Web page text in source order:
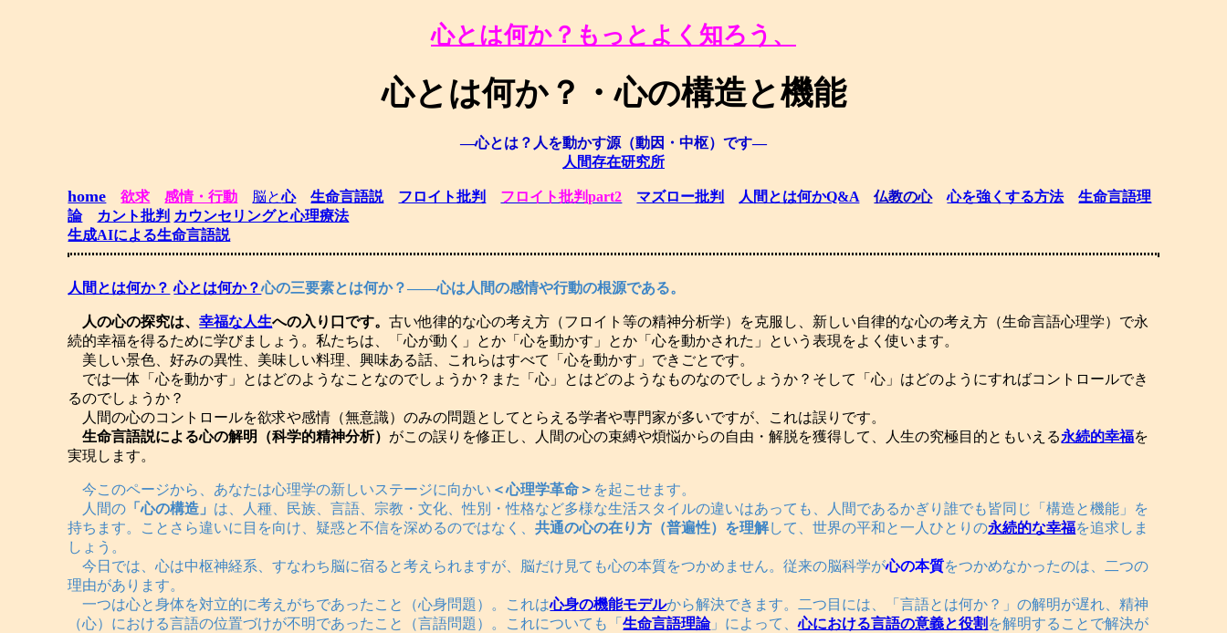
心とは何か？もっとよく知ろう、
心とは何か？・心の構造と機能
―心とは？人を動かす源（動因・中枢）です―
人間存在研究所
home 欲求 感情・行動 脳と心 生命言語説 フロイト批判 フロイト批判part2 マズロー批判 人間とは何かQ&A 仏教の心 心を強くする方法
生命言語理
論
カント批判 カウンセリングと心理療法
生成AIによる生命言語説
人間とは何か？ 心とは何か？心の三要素とは何か？――心は人間の感情や行動の根源である。
人の心の探究は、幸福な人生への入り口です。古い他律的な心の考え方（フロイト等の精神分析学）を克服し、新しい自律的な心の考え方（生命言語心理学）で永
続的幸福を得るために学びましょう。私たちは、「心が動く」とか「心を動かす」とか「心を動かされた」という表現をよく使います。
美しい景色、好みの異性、美味しい料理、興味ある話、これらはすべて「心を動かす」できごとです。
では一体「心を動かす」とはどのようなことなのでしょうか？また「心」とはどのようなものなのでしょうか？そして「心」はどのようにすればコントロールでき
るのでしょうか？
人間の心のコントロールを欲求や感情（無意識）のみの問題としてとらえる学者や専門家が多いですが、これは誤りです。
生命言語説による心の解明（科学的精神分析） がこの誤りを修正し、人間の心の束縛や煩悩からの自由・解脱を獲得して、人生の究極目的ともいえる永続的幸福を
実現します。
今このページから、あなたは心理学の新しいステージに向かい ＜心理学革命＞ を起こせます。
人間の 「心の構造」 は、人種、民族、言語、宗教・文化、性別・性格など多様な生活スタイルの違いはあっても、人間であるかぎり誰でも皆同じ「構造と機能」を
持ちます。ことさら違いに目を向け、疑惑と不信を深めるのではなく、共通の心の在り方（普遍性）を理解して、世界の平和と一人ひとりの永続的な幸福を追求しま
しょう。
今日では、心は中枢神経系、すなわち脳に宿ると考えられますが、脳だけ見ても心の本質をつかめません。従来の脳科学が心の本質をつかめなかったのは、二つの
理由があります。
一つは心と身体を対立的に考えがちであったこと（心身問題）。これは心身の機能モデルから解決できます。二つ目には、「言語とは何か？」の解明が遅れ、精神
（心）における言語の位置づけが不明であったこと（言語問題）。これについても「生命言語理論」によって、心における言語の意義と役割 を解明することで解決が